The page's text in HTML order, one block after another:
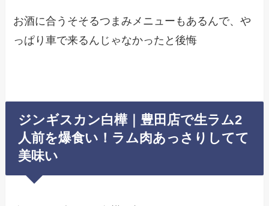
お酒に合うそそるつまみメニューもあるんで、や
っぱり車で来るんじゃなかったと後悔
ジンギスカン白樺｜豊田店で生ラム2
人前を爆食い！ラム肉あっさりしてて
美味い